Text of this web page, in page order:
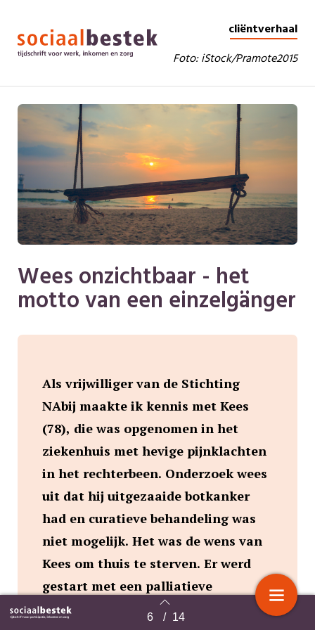
Terug naar overzicht 6 / 14
cliëntverhaal
Foto: iStock/Pramote2015
Wees onzichtbaar - het
motto van een einzelgänger
Als vrijwilliger van de Stichting
NAbij maakte ik kennis met Kees
(78), die was opgenomen in het
ziekenhuis met hevige pijnklachten
in het rechterbeen. Onderzoek wees
uit dat hij uitgezaaide botkanker
had en curatieve behandeling was
niet mogelijk. Het was de wens van
Kees om thuis te sterven. Er werd
gestart met een palliatieve
behandeling en om de